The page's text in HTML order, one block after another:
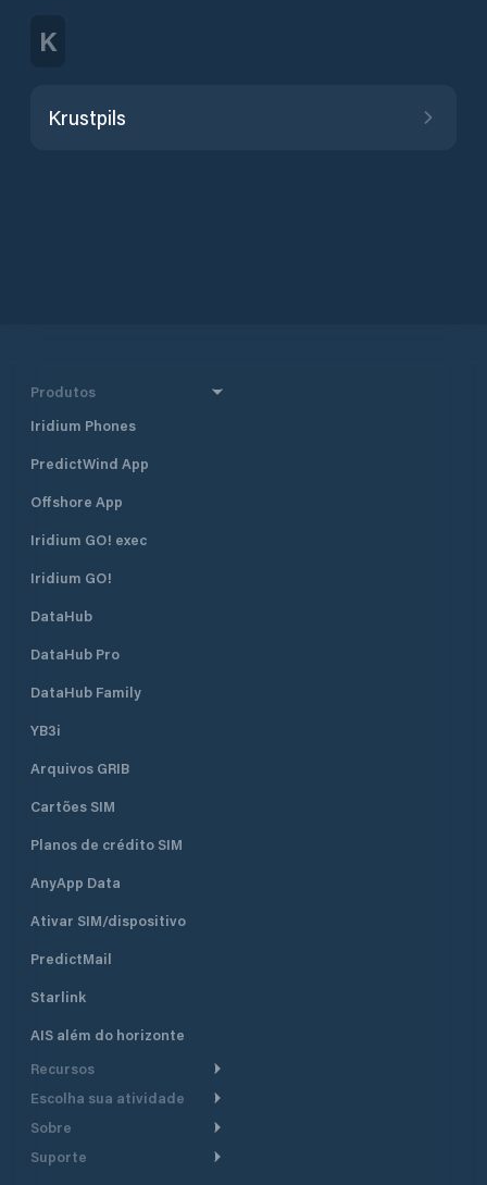
K
Krustpils
Produtos
Iridium Phones
PredictWind App
Offshore App
Iridium GO! exec
Iridium GO!
DataHub
DataHub Pro
DataHub Family
YB3i
Arquivos GRIB
Cartões SIM
Planos de crédito SIM
AnyApp Data
Ativar SIM/dispositivo
PredictMail
Starlink
AIS além do horizonte
Recursos
Roteamento meteorológico
embarcações a motor
Escolha sua atividade
Cruzeiro
Lanchas
Sobre
Faça um tour
Suporte